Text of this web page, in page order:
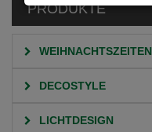
PRODUKTE
WEIHNACHTSZEITEN
DECOSTYLE
LICHTDESIGN